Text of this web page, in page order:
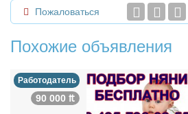
Пожаловаться
Похожие объявления
Работодатель
90 000 ₶